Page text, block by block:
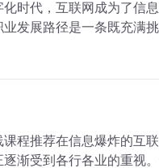
时代，互联网成为了信
发展路径是一条既充满
程推荐在信息爆炸的互
渐受到各行各业的重视